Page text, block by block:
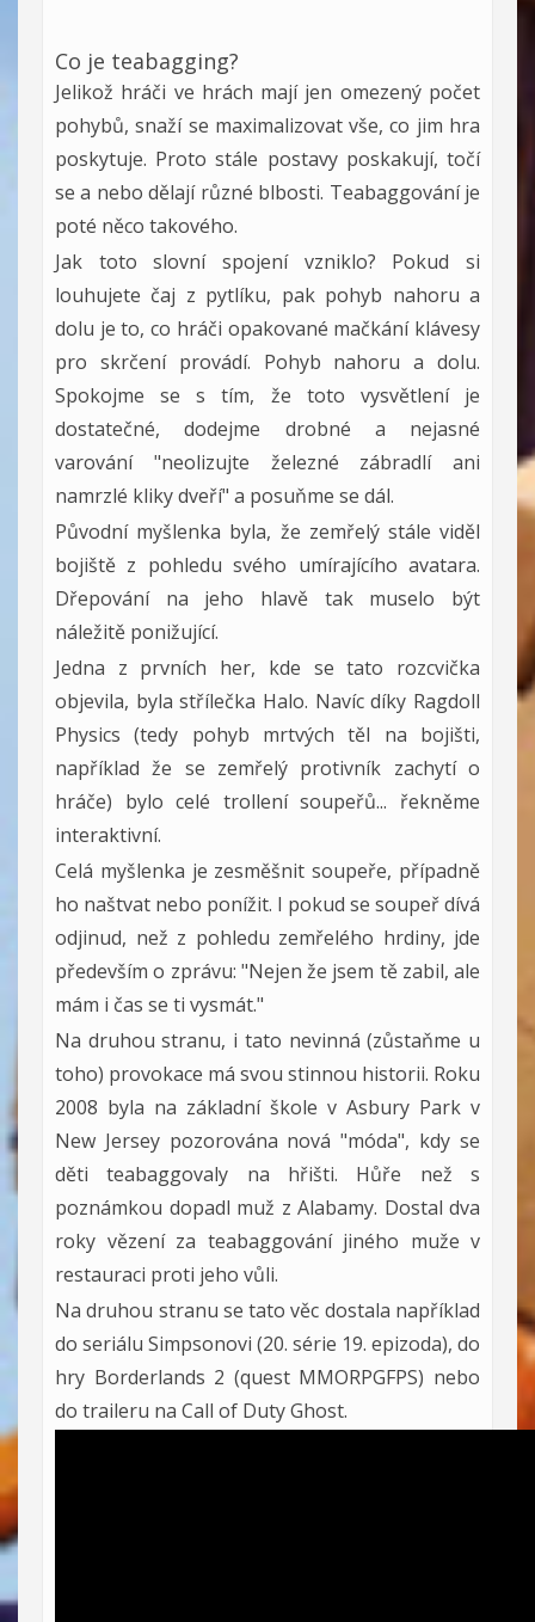
Co je teabagging?
Jelikož hráči ve hrách mají jen omezený počet
pohybů, snaží se maximalizovat vše, co jim hra
poskytuje. Proto stále postavy poskakují, točí
se a nebo dělají různé blbosti. Teabaggování je
poté něco takového.
Jak toto slovní spojení vzniklo? Pokud si
louhujete čaj z pytlíku, pak pohyb nahoru a
dolu je to, co hráči opakované mačkání klávesy
pro skrčení provádí. Pohyb nahoru a dolu.
Spokojme se s tím, že toto vysvětlení je
dostatečné, dodejme drobné a nejasné
varování "neolizujte železné zábradlí ani
namrzlé kliky dveří" a posuňme se dál.
Původní myšlenka byla, že zemřelý stále viděl
bojiště z pohledu svého umírajícího avatara.
Dřepování na jeho hlavě tak muselo být
náležitě ponižující.
Jedna z prvních her, kde se tato rozcvička
objevila, byla střílečka Halo. Navíc díky Ragdoll
Physics (tedy pohyb mrtvých těl na bojišti,
například že se zemřelý protivník zachytí o
hráče) bylo celé trollení soupeřů... řekněme
interaktivní.
Celá myšlenka je zesměšnit soupeře, případně
ho naštvat nebo ponížit. I pokud se soupeř dívá
odjinud, než z pohledu zemřelého hrdiny, jde
především o zprávu: "Nejen že jsem tě zabil, ale
mám i čas se ti vysmát."
Na druhou stranu, i tato nevinná (zůstaňme u
toho) provokace má svou stinnou historii. Roku
2008 byla na základní škole v Asbury Park v
New Jersey pozorována nová "móda", kdy se
děti teabaggovaly na hřišti. Hůře než s
poznámkou dopadl muž z Alabamy. Dostal dva
roky vězení za teabaggování jiného muže v
restauraci proti jeho vůli.
Na druhou stranu se tato věc dostala například
do seriálu Simpsonovi (20. série 19. epizoda), do
hry Borderlands 2 (quest MMORPGFPS) nebo
do traileru na Call of Duty Ghost.